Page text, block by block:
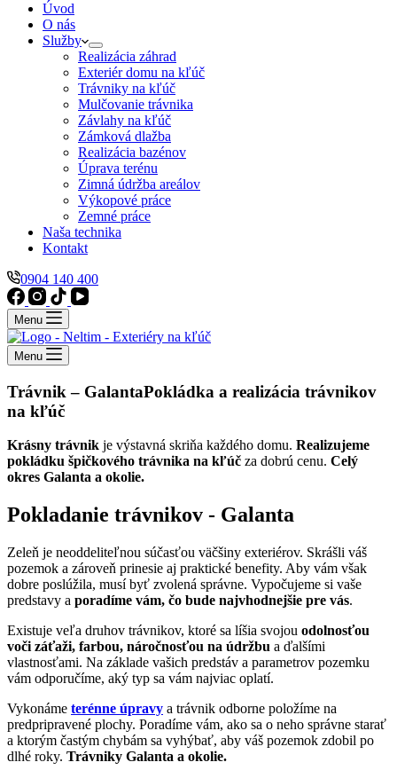
Úvod
O nás
Služby
Realizácia záhrad
Exteriér domu na kľúč
Trávniky na kľúč
Mulčovanie trávnika
Závlahy na kľúč
Zámková dlažba
Realizácia bazénov
Úprava terénu
Zimná údržba areálov
Výkopové práce
Zemné práce
Naša technika
Kontakt
0904 140 400
Menu
Menu
Trávnik – GalantaPokládka a realizácia trávnikov
na kľúč
Krásny trávnik je výstavná skriňa každého domu. Realizujeme
pokládku špičkového trávnika na kľúč za dobrú cenu. Celý
okres Galanta a okolie.
Pokladanie trávnikov - Galanta
Zeleň je neoddeliteľnou súčasťou väčšiny exteriérov. Skrášli váš
pozemok a zároveň prinesie aj praktické benefity. Aby vám však
dobre poslúžila, musí byť zvolená správne. Vypočujeme si vaše
predstavy a poradíme vám, čo bude najvhodnejšie pre vás.
Existuje veľa druhov trávnikov, ktoré sa líšia svojou odolnosťou
voči záťaži, farbou, náročnosťou na údržbu a ďalšími
vlastnosťami. Na základe vašich predstáv a parametrov pozemku
vám odporučíme, aký typ sa vám najviac oplatí.
Vykonáme terénne úpravy a trávnik odborne položíme na
predpripravené plochy. Poradíme vám, ako sa o neho správne starať
a ktorým častým chybám sa vyhýbať, aby váš pozemok zdobil po
dlhé roky. Trávniky Galanta a okolie.